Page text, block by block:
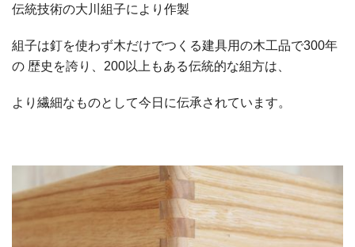
伝統技術の大川組子により作製
組子は釘を使わず木だけでつくる建具用の木工品で300年
の 歴史を誇り、200以上もある伝統的な組方は、
より繊細なものとして今日に伝承されています。